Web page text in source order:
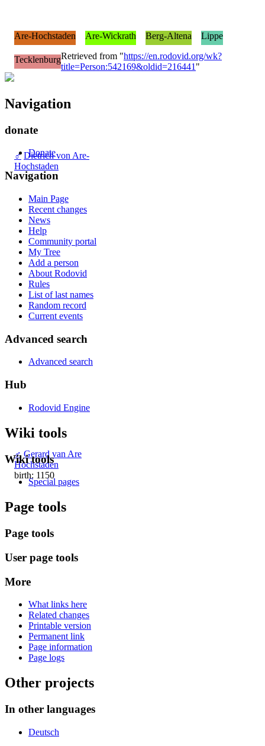
♂ Dietrich von Are-
Hochstaden
♂ Gerard van Are
Hochstaden
birth: 1150
Are-Hochstaden Are-Wickrath Berg-Altena Lippe
TecklenburgRetrieved from "https://en.rodovid.org/wk?
title=Person:542169&oldid=216441 "
Navigation
donate
Donate
Navigation
Main Page
Recent changes
News
Help
Community portal
My Tree
Add a person
About Rodovid
Rules
List of last names
Random record
Current events
Advanced search
Advanced search
Hub
Rodovid Engine
Wiki tools
Wiki tools
Special pages
Page tools
Page tools
User page tools
More
What links here
Related changes
Printable version
Permanent link
Page information
Page logs
Other projects
In other languages
Deutsch